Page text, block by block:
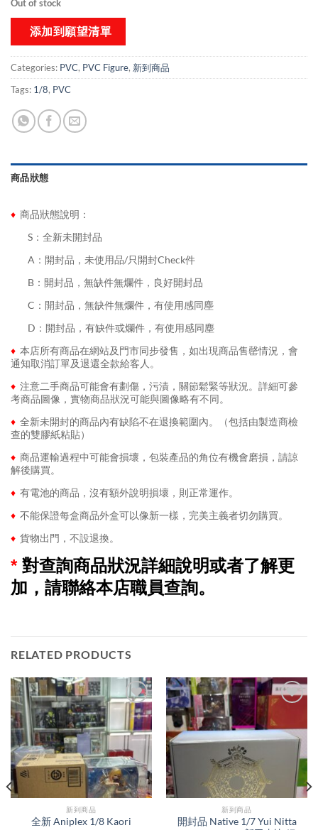
Out of stock
添加到願望清單
Categories: PVC, PVC Figure, 新到商品​
Tags: 1/8, PVC
商品狀態
♦ 商品狀態說明：
S：全新未開封品
A：開封品，未使用品/只開封Check件
B：開封品，無缺件無爛件，良好開封品
C：開封品，無缺件無爛件，有使用感同塵
D：開封品，有缺件或爛件，有使用感同塵
♦ 本店所有商品在網站及門市同步發售，如出現商品售罄情況，會
通知取消訂單及退還全款給客人。
♦ 注意二手商品可能會有劃傷，污漬，關節鬆緊等狀況。詳細可參
考商品圖像，實物商品狀況可能與圖像略有不同。
♦ 全新未開封的商品內有缺陷不在退換範圍內。（包括由製造商檢
查的雙膠紙粘貼）
♦ 商品運輸過程中可能會損壞，包裝產品的角位有機會磨損，請諒
解後購買。
♦ 有電池的商品，沒有額外說明損壞，則正常運作。
♦ 不能保證每盒商品外盒可以像新一樣，完美主義者切勿購買。
♦ 貨物出門，不設退換。
* 對查詢商品狀況詳細說明或者了解更
加，請聯絡本店職員查詢。
RELATED PRODUCTS
新到商品​
全新 Aniplex 1/8 Kaori
新到商品​
開封品 Native 1/7 Yui Nitta